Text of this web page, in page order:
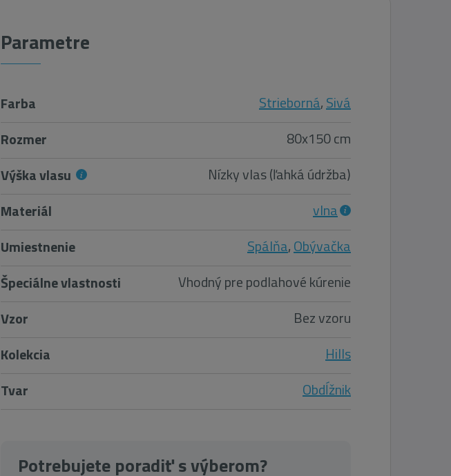
Parametre
Farba Strieborná,Sivá
Rozmer
80x150 cm
Výška vlasu
Nízky vlas (ľahká údržba)
Materiál
vlna
Umiestnenie
Spálňa,Obývačka
Špeciálne vlastnosti
Vhodný pre podlahové kúrenie
Vzor
Bez vzoru
Kolekcia
Hills
Tvar
Obdĺžnik
Potrebujete poradiť s výberom?